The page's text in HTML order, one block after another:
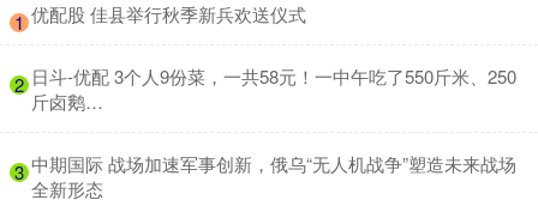
1 ​优配股 佳县举行秋季新兵欢送仪式
2 ​日斗-优配 3个人9份菜，一共58元！一中午吃了550斤米、250
斤卤鹅…
3 ​中期国际 战场加速军事创新，俄乌“无人机战争”塑造未来战场
全新形态